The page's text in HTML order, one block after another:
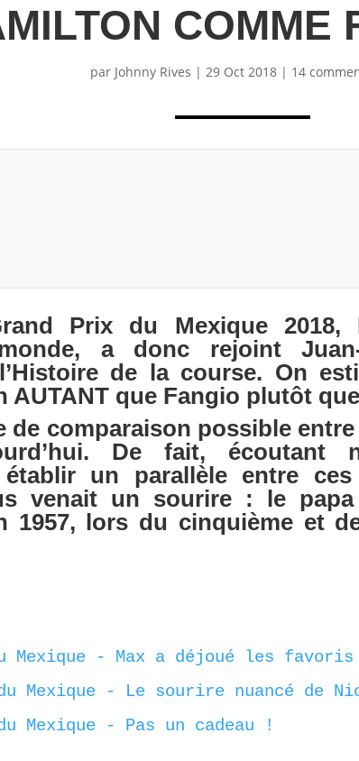
COMME
par Johnny Rives | 29 Oct 2018| 14
Prix du Mexique
a donc rejoint
de la course. On
AUTANT que Fangio plutôt
de comparaison possible
De fait, écoutant
établir un parallèle entre
venait un sourire : le
1957, lors du cinquième et
Mexique - Max a déjoué les favoris
Mexique - Le sourire nuancé de
Mexique - Pas un cadeau !